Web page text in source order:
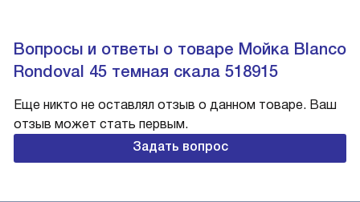
Вопросы и ответы о товаре Мойка Blanco
Rondoval 45 темная скала 518915
Еще никто не оставлял отзыв о данном товаре. Ваш
отзыв может стать первым.
Задать вопрос